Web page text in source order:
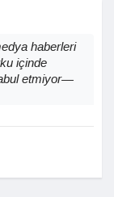
haberleri
içinde
etmiyor—